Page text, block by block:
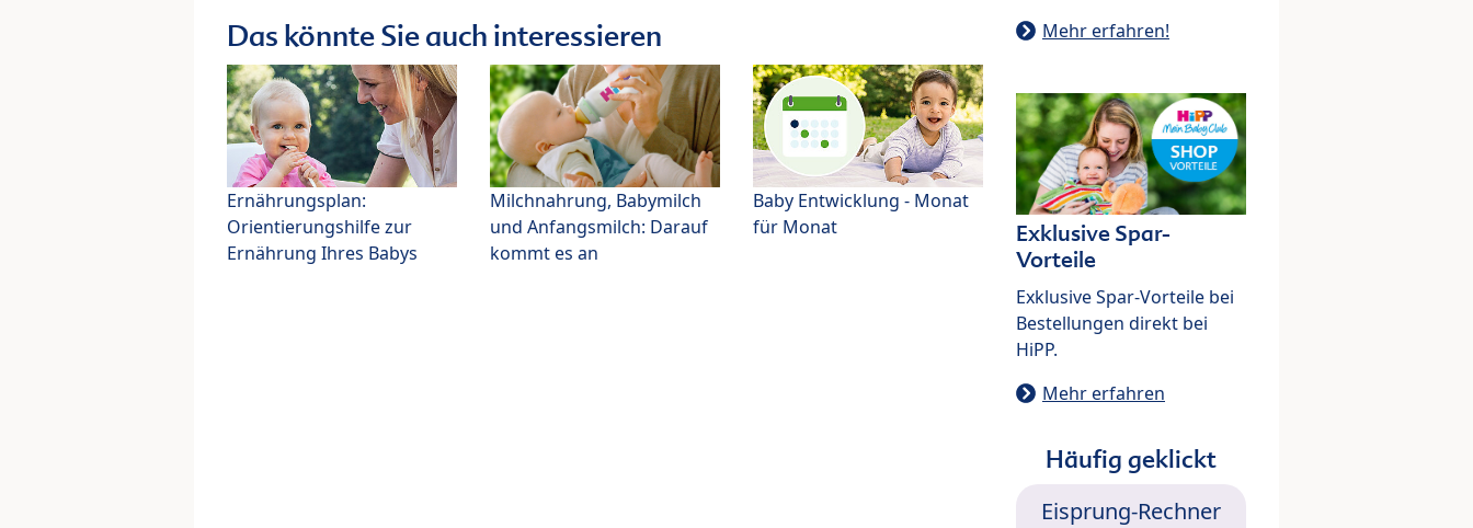
Das könnte Sie auch interessieren
Ernährungsplan:
Orientierungshilfe zur
Ernährung Ihres Babys
Milchnahrung, Babymilch
und Anfangsmilch: Darauf
kommt es an
Baby Entwicklung - Monat
für Monat
Mehr erfahren!
Exklusive Spar-
Vorteile
Exklusive Spar-Vorteile bei
Bestellungen direkt bei
HiPP.
Mehr erfahren
Häufig geklickt
Eisprung-Rechner